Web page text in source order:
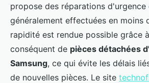
propose des réparations d'urgence
généralement effectuées en moins
rapidité est rendue possible grâce
conséquent de pièces détachées
Samsung, ce qui évite les délais
de nouvelles pièces. Le site